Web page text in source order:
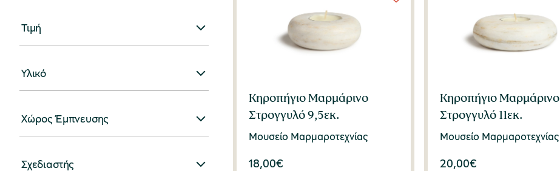
Τιμή
Υλικό
Χώρος Έμπνευσης
Σχεδιαστής
Κηροπήγιο Μαρμάρινο
Στρογγυλό 9,5εκ.
Μουσείο Μαρμαροτεχνίας
18,00€
Κηροπήγιο Μαρμάρινο
Στρογγυλό 11εκ.
Μουσείο Μαρμαροτεχνίας
20,00€